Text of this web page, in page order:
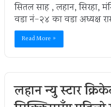
सितल साह , लहान, सिरहा,
वडा नं-२४ का वडा अध्यक्ष
Read More »
लहान न्यु स्टार